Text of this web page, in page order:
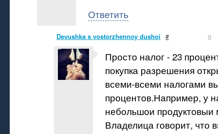
Ответить
Devushka s vostorzhennoy dushoi # 0
Просто налог - 23
покупка разрешения
всеми-всеми налогами
процентов.Например, у
небольшои продуктовыи
Владелица говорит, что